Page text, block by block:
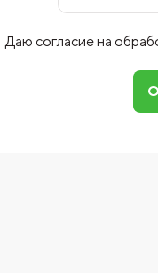
Даю согласие на